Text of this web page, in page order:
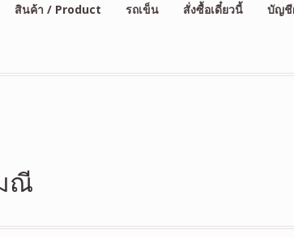
สินค้า / Product รถเข็น สั่งซื้อเดี๋ยวนี้ บัญชี
ณี